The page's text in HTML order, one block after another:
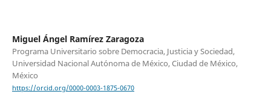
Miguel Ángel Ramírez Zaragoza
Programa Universitario sobre Democracia, Justicia y Sociedad,
Universidad Nacional Autónoma de México, Ciudad de México,
México
https://orcid.org/0000-0003-1875-0670